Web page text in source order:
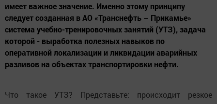
имеет важное значение. Именно этому принципу
следует созданная в АО «Транснефть – Прикамье»
система учебно-тренировочных занятий (УТЗ), задача
которой - выработка полезных навыков по
оперативной локализации и ликвидации аварийных
разливов на объектах транспортировки нефти.
Что такое УТЗ? Представьте: происходит резкое